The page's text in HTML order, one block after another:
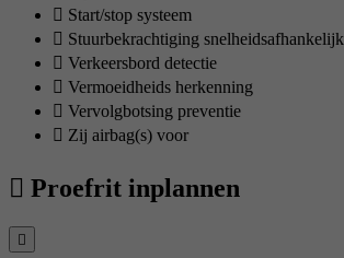
Start/stop systeem
Stuurbekrachtiging snelheidsafhankelijk
Verkeersbord detectie
Vermoeidheids herkenning
Vervolgbotsing preventie
Zij airbag(s) voor
Proefrit inplannen